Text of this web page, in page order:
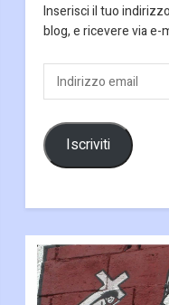
Inserisci il tuo
blog, e ricevere via e-
Indirizzo
email
Iscriviti